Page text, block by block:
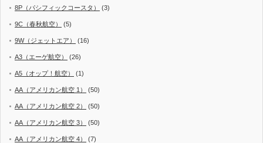
8P（パシフィックコースタ） (3)
9C（春秋航空） (5)
9W（ジェットエア） (16)
A3（エーゲ航空） (26)
A5（オップ！航空） (1)
AA（アメリカン航空 1） (50)
AA（アメリカン航空 2） (50)
AA（アメリカン航空 3） (50)
AA（アメリカン航空 4） (7)